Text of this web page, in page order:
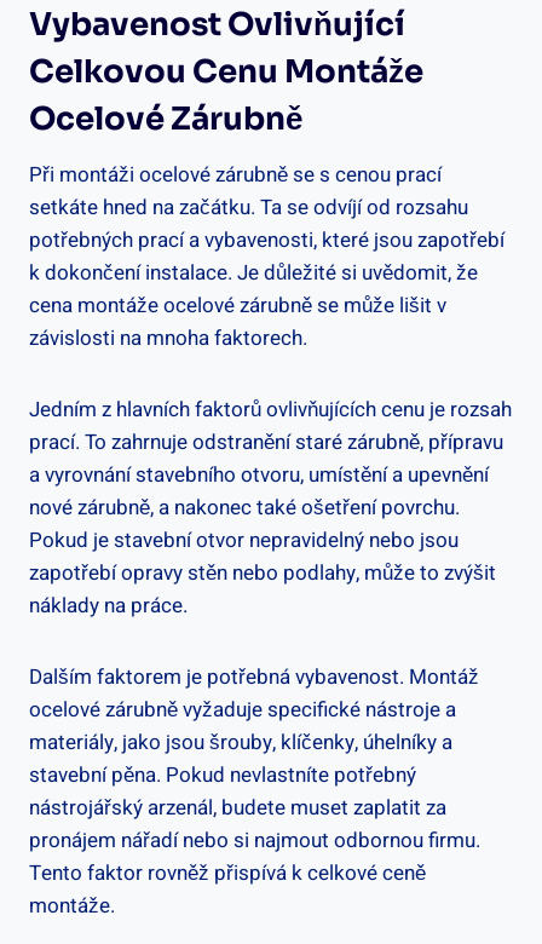
Vybavenost Ovlivňující
Celkovou Cenu Montáže
Ocelové Zárubně
Při montáži ocelové zárubně se s cenou prací
setkáte hned na začátku. Ta se odvíjí od rozsahu
potřebných prací a vybavenosti, které jsou zapotřebí
k dokončení instalace. Je důležité si uvědomit, že
cena montáže ocelové zárubně se může lišit v
závislosti na mnoha faktorech.
Jedním z hlavních faktorů ovlivňujících cenu je rozsah
prací. To zahrnuje odstranění staré zárubně, přípravu
a vyrovnání stavebního otvoru, umístění a upevnění
nové zárubně, a nakonec také ošetření povrchu.
Pokud je stavební otvor nepravidelný nebo jsou
zapotřebí opravy stěn nebo podlahy, může to zvýšit
náklady na práce.
Dalším faktorem je potřebná vybavenost. Montáž
ocelové zárubně vyžaduje specifické nástroje a
materiály, jako jsou šrouby, klíčenky, úhelníky a
stavební pěna. Pokud nevlastníte potřebný
nástrojářský arzenál, budete muset zaplatit za
pronájem nářadí nebo si najmout odbornou firmu.
Tento faktor rovněž přispívá k celkové ceně
montáže.